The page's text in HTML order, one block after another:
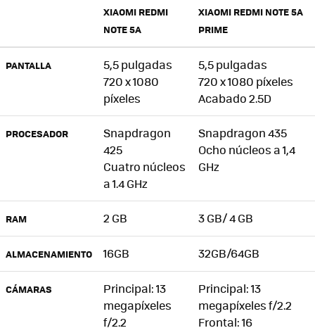
XIAOMI REDMI
NOTE 5A
XIAOMI REDMI NOTE 5A
PRIME
PANTALLA
5,5 pulgadas
720 x 1080
píxeles
5,5 pulgadas
720 x 1080 píxeles
Acabado 2.5D
PROCESADOR
Snapdragon
425
Cuatro núcleos
a 1.4 GHz
Snapdragon 435
Ocho núcleos a 1,4
GHz
RAM 2 GB 3 GB/ 4 GB
ALMACENAMIENTO 16GB 32GB/64GB
CÁMARAS
Principal: 13
megapíxeles
f/2.2
Principal: 13
megapíxeles f/2.2
Frontal: 16